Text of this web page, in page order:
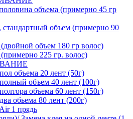
объема (примерно 45 гр
объем (примерно 90
объем 180 гр волос)
225 гр. волос)
объема 20 лент (50г)
объем 40 лент (100г)
объема 60 лент (150г)
обьема 80 лент (200г)
1 прядь